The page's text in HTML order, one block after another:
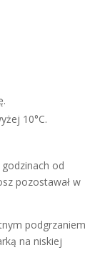
10°C.
od
pozostawał w
podgrzaniem
na niskiej